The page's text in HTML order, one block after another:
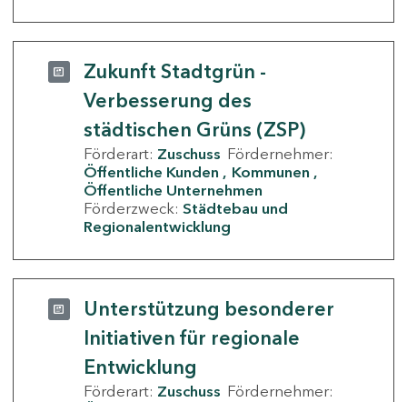
Zukunft Stadtgrün -
Verbesserung des
städtischen Grüns (ZSP)
Förderart: Zuschuss Fördernehmer:
Öffentliche Kunden
Kommunen
Öffentliche Unternehmen
Förderzweck: Städtebau und
Regionalentwicklung
Unterstützung besonderer
Initiativen für regionale
Entwicklung
Förderart: Zuschuss Fördernehmer: